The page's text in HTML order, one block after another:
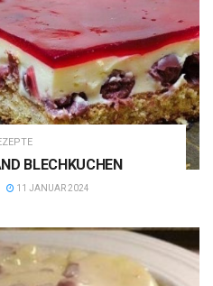
BLECHKUCHEN
11 JANUAR 2024